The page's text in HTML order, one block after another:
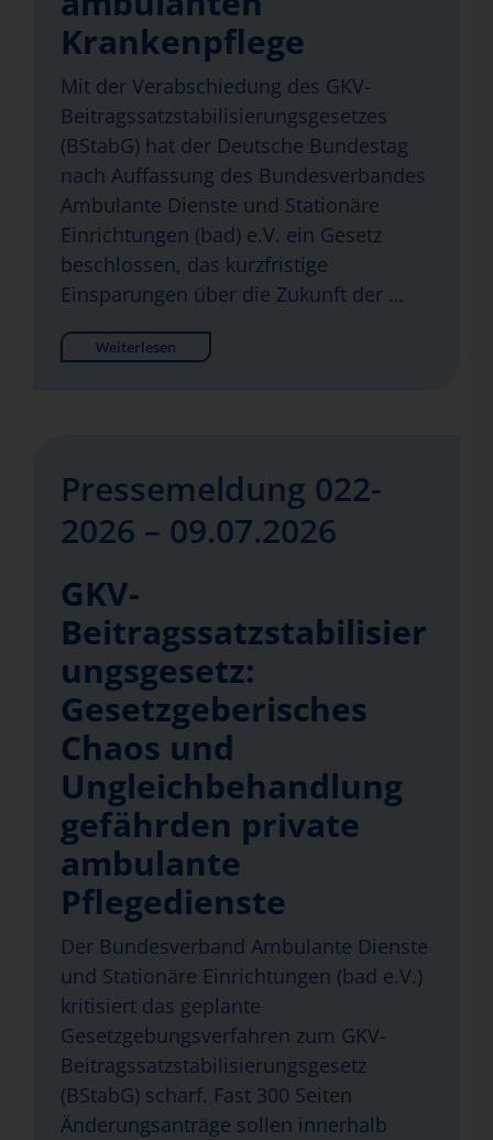
Krankenpflege
Mit der Verabschiedung des GKV-
Beitragssatzstabilisierungsgesetzes
(BStabG) hat der Deutsche Bundestag
nach Auffassung des Bundesverbandes
Ambulante Dienste und Stationäre
Einrichtungen (bad) e.V. ein Gesetz
beschlossen, das kurzfristige
Einsparungen über die Zukunft der …
Weiterlesen
Pressemeldung 022-
2026 – 09.07.2026
GKV-
Beitragssatzstabilisier
ungsgesetz:
Gesetzgeberisches
Chaos und
Ungleichbehandlung
gefährden private
ambulante
Pflegedienste
Der Bundesverband Ambulante Dienste
und Stationäre Einrichtungen (bad e.V.)
kritisiert das geplante
Gesetzgebungsverfahren zum GKV-
Beitragssatzstabilisierungsgesetz
(BStabG) scharf. Fast 300 Seiten
Änderungsanträge sollen innerhalb